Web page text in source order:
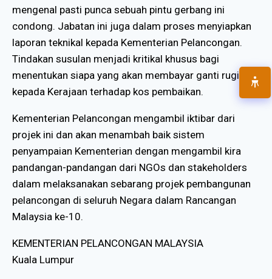
mengenal pasti punca sebuah pintu gerbang ini
condong. Jabatan ini juga dalam proses menyiapkan
laporan teknikal kepada Kementerian Pelancongan.
Tindakan susulan menjadi kritikal khusus bagi
menentukan siapa yang akan membayar ganti rugi
kepada Kerajaan terhadap kos pembaikan.
Kementerian Pelancongan mengambil iktibar dari
projek ini dan akan menambah baik sistem
penyampaian Kementerian dengan mengambil kira
pandangan-pandangan dari NGOs dan stakeholders
dalam melaksanakan sebarang projek pembangunan
pelancongan di seluruh Negara dalam Rancangan
Malaysia ke-10.
KEMENTERIAN PELANCONGAN MALAYSIA
Kuala Lumpur